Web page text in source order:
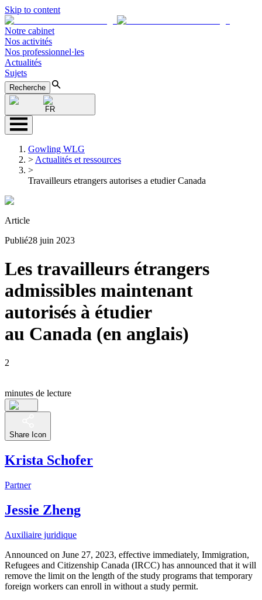
Skip to content
Notre cabinet
Nos activités
Nos professionnel·les
Actualités
Sujets
Recherche
FR
Gowling WLG
> Actualités et ressources
>
Travailleurs etrangers autorises a etudier Canada
Article
Publié28 juin 2023
Les travailleurs étrangers
admissibles maintenant
autorisés à étudier
au Canada (en anglais)
2
minutes de lecture
Share Icon
Krista Schofer
Partner
Jessie Zheng
Auxiliaire juridique
Announced on June 27, 2023, effective immediately, Immigration,
Refugees and Citizenship Canada (IRCC) has announced that it will
remove the limit on the length of the study programs that temporary
foreign workers can enroll in without a study permit.